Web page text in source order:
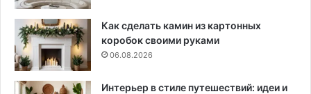
Как сделать камин из картонных
коробок своими руками
06.08.2026
Интерьер в стиле путешествий: идеи и